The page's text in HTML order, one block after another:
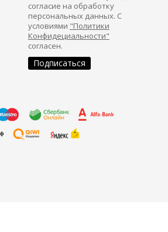
согласие на обработку
персональных данных. С
условиями "Политики
Конфидециальности"
согласен.